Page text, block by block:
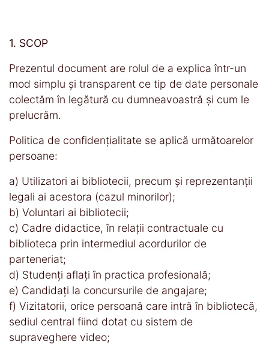
1. SCOP
Prezentul document are rolul de a explica într-un
mod simplu și transparent ce tip de date personale
colectăm în legătură cu dumneavoastră și cum le
prelucrăm.
Politica de confidențialitate se aplică următoarelor
persoane:
a) Utilizatori ai bibliotecii, precum și reprezentanții
legali ai acestora (cazul minorilor);
b) Voluntari ai bibliotecii;
c) Cadre didactice, în relații contractuale cu
biblioteca prin intermediul acordurilor de
parteneriat;
d) Studenți aflați în practica profesională;
e) Candidați la concursurile de angajare;
f) Vizitatorii, orice persoană care intră în bibliotecă,
sediul central fiind dotat cu sistem de
supraveghere video;